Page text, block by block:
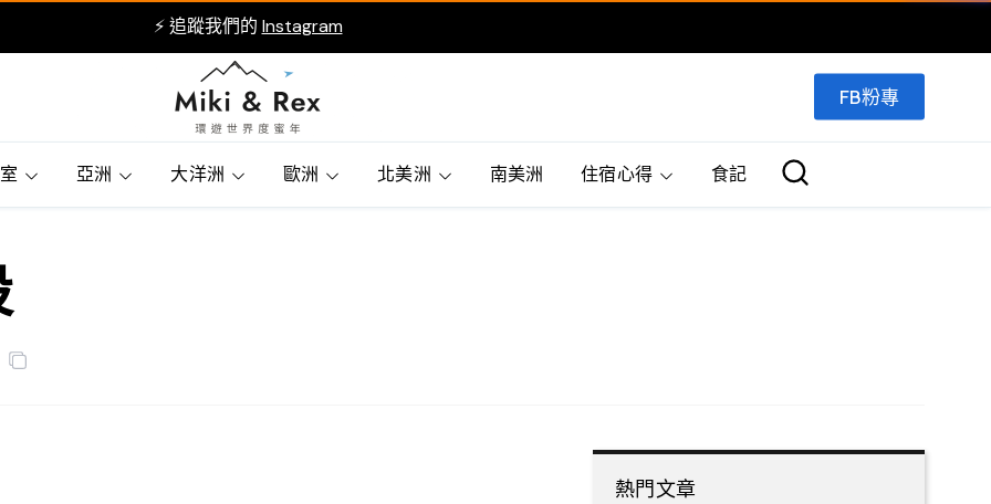
⚡ 追蹤我們的 Instagram
FB粉專
亞洲 大洋洲 歐洲 北美洲 南美洲 住宿心得 食記
熱門文章